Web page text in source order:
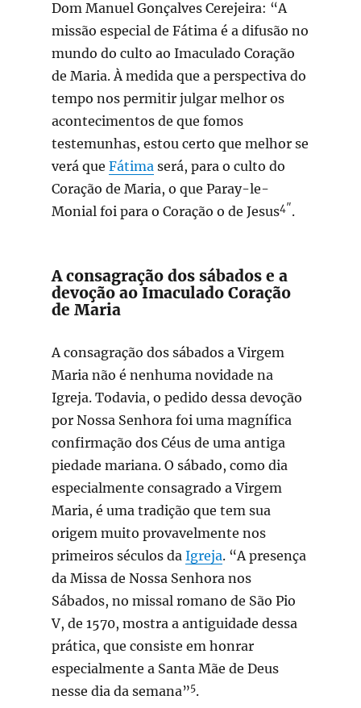
Dom Manuel Gonçalves Cerejeira: “A
missão especial de Fátima é a difusão no
mundo do culto ao Imaculado Coração
de Maria. À medida que a perspectiva do
tempo nos permitir julgar melhor os
acontecimentos de que fomos
testemunhas, estou certo que melhor se
verá que Fátima será, para o culto do
Coração de Maria, o que Paray-le-
Monial foi para o Coração o de Jesus4″.
A consagração dos sábados e a
devoção ao Imaculado Coração
de Maria
A consagração dos sábados a Virgem
Maria não é nenhuma novidade na
Igreja. Todavia, o pedido dessa devoção
por Nossa Senhora foi uma magnífica
confirmação dos Céus de uma antiga
piedade mariana. O sábado, como dia
especialmente consagrado a Virgem
Maria, é uma tradição que tem sua
origem muito provavelmente nos
primeiros séculos da Igreja. “A presença
da Missa de Nossa Senhora nos
Sábados, no missal romano de São Pio
V, de 1570, mostra a antiguidade dessa
prática, que consiste em honrar
especialmente a Santa Mãe de Deus
nesse dia da semana”5.